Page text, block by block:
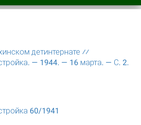
детинтернате ⁄⁄
— 1944. — 16 марта. — С. 2.
60/1941